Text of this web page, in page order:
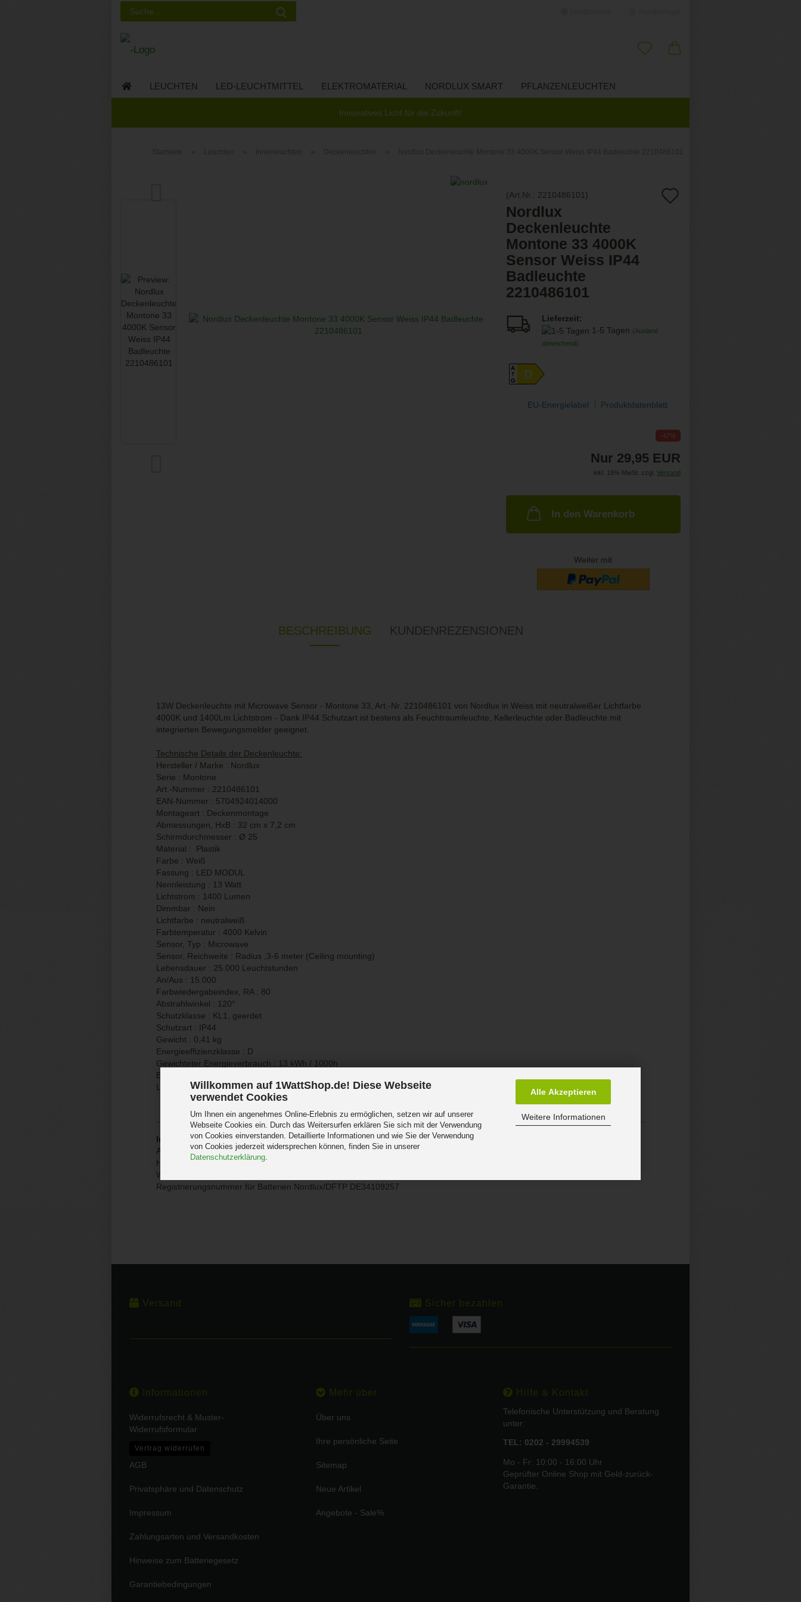
Willkommen auf 1WattShop.de! Diese Webseite
verwendet Cookies
Um Ihnen ein angenehmes Online-Erlebnis zu ermöglichen, setzen wir auf unserer
Webseite Cookies ein. Durch das Weitersurfen erklären Sie sich mit der Verwendung
von Cookies einverstanden. Detaillierte Informationen und wie Sie der Verwendung
von Cookies jederzeit widersprechen können, finden Sie in unserer
Datenschutzerklärung.
Alle Akzeptieren
Weitere Informationen
Passwort vergessen?
Innovatives Licht für die Zukunft!
LEUCHTEN LED-LEUCHTMITTEL ELEKTROMATERIAL NORDLUX SMART PFLANZENLEUCHTEN
(Art.Nr.: 2210486101 )
Nordlux
Deckenleuchte
Montone 33 4000K
Sensor Weiss IP44
Badleuchte
2210486101
Lieferzeit:
1-5 Tagen (Ausland
abweichend)
A
GD
EU-Energielabel Produktdatenblatt
-47%
Nur 29,95 EUR
inkl. 19% MwSt. zzgl. Versand
In den Warenkorb
Weiter mit
BESCHREIBUNG KUNDENREZENSIONEN
13W Deckenleuchte mit Microwave Sensor - Montone 33, Art.-Nr. 2210486101 von Nordlux in Weiss mit neutralweißer Lichtfarbe
4000K und 1400Lm Lichtstrom - Dank IP44 Schutzart ist bestens als Feuchtraumleuchte, Kellerleuchte oder Badleuchte mit
integrierten Bewegungsmelder geeignet.
Technische Details der Deckenleuchte:
Hersteller / Marke : Nordlux
Serie : Montone
Art.-Nummer : 2210486101
EAN-Nummer : 5704924014000
Montageart : Deckenmontage
Abmessungen, HxB : 32 cm x 7,2 cm
Schirmdurchmesser : Ø 25
Material : Plastik
Farbe : Weiß
Fassung : LED MODUL
Nennleistung : 13 Watt
Lichtstrom : 1400 Lumen
Dimmbar : Nein
Lichtfarbe : neutralweiß
Farbtemperatur : 4000 Kelvin
Sensor, Typ : Microwave
Sensor, Reichweite : Radius ,3-6 meter (Ceiling mounting)
Lebensdauer : 25.000 Leuchtstunden
An/Aus : 15.000
Farbwiedergabeindex, RA : 80
Abstrahlwinkel : 120°
Schutzklasse : KL1, geerdet
Schutzart : IP44
Gewicht : 0,41 kg
Energieeffizienzklasse : D
Gewichteter Energieverbrauch : 13 kWh / 1000h
EPREL : 1432090
Lieferumfang : 1x Deckenleuchte Montone 33 4000K, neutralweiss, 2210486101
Information Produktsicherheit
Angaben gem. Hersteller EU-Produktsicherheitsrichtlinie: Nordlux / DFTP, Nordlux Group A/S, consumer@nordlux.com, Ostre
Havnegade 34, 9000 Aalborg, DK
WEEE-Registrierungsnummer DE 45523698
Registrierungsnummer für Batterien Nordlux/DFTP DE34109257
Versand Sicher bezahlen
Informationen
Widerrufsrecht & Muster-
Widerrufsformular
Vertrag widerrufen
AGB
Privatsphäre und Datenschutz
Impressum
Zahlungsarten und Versandkosten
Hinweise zum Batteriegesetz
Garantiebedingungen
Mehr über
Über uns
Ihre persönliche Seite
Sitemap
Neue Artikel
Angebote - Sale%
Hilfe & Kontakt
Telefonische Unterstützung und Beratung
unter:
TEL: 0202 - 29994539
Mo - Fr: 10:00 - 16:00 Uhr
Geprüfter Online Shop mit Geld-zurück-
Garantie.